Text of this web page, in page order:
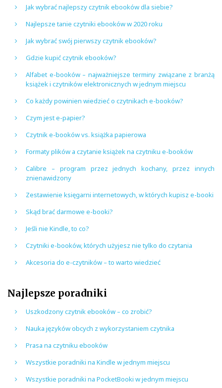
Jak wybrać najlepszy czytnik ebooków dla siebie?
Najlepsze tanie czytniki ebooków w 2020 roku
Jak wybrać swój pierwszy czytnik ebooków?
Gdzie kupić czytnik ebooków?
Alfabet e-booków – najważniejsze terminy związane z branżą
książek i czytników elektronicznych w jednym miejscu
Co każdy powinien wiedzieć o czytnikach e-booków?
Czym jest e-papier?
Czytnik e-booków vs. książka papierowa
Formaty plików a czytanie książek na czytniku e-booków
Calibre – program przez jednych kochany, przez innych
znienawidzony
Zestawienie księgarni internetowych, w których kupisz e-booki
Skąd brać darmowe e-booki?
Jeśli nie Kindle, to co?
Czytniki e-booków, których użyjesz nie tylko do czytania
Akcesoria do e-czytników – to warto wiedzieć
Najlepsze poradniki
Uszkodzony czytnik ebooków – co zrobić?
Nauka języków obcych z wykorzystaniem czytnika
Prasa na czytniku ebooków
Wszystkie poradniki na Kindle w jednym miejscu
Wszystkie poradniki na PocketBooki w jednym miejscu